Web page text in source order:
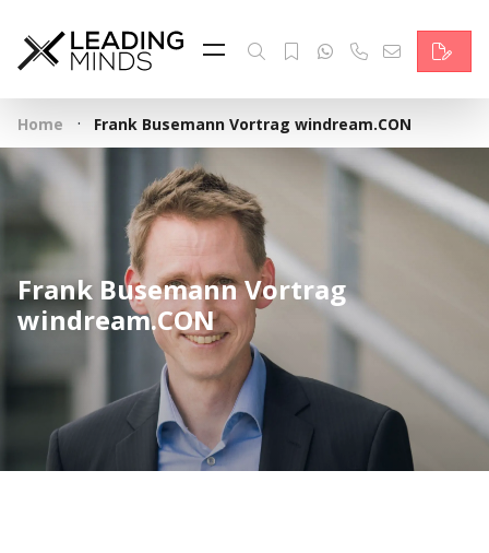
Feed & News
Reading Minds
Themen
Services
Wer wir sind
Kontakt
English
Home · Frank Busemann Vortrag windream.CON
Frank Busemann Vortrag
windream.CON